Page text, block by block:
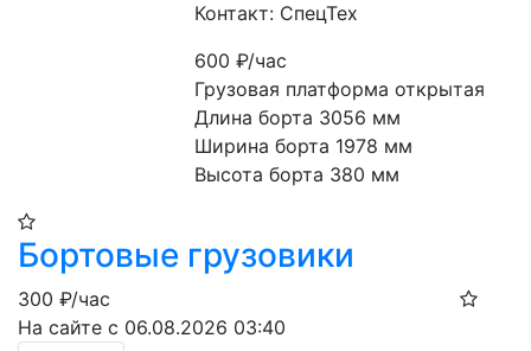
Контакт: СпецТех
600₽/час
Грузовая платформа открытая
Длина борта 3056 мм
Ширина борта 1978 мм
Высота борта 380 мм
Бортовые грузовики
300 ₽/час
На сайте с 06.08.2026 03:40